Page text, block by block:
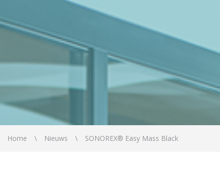
Home Nieuws SONOREX® Easy Mass Black